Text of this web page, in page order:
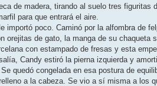
de madera, tirando al suelo tres
para que entrará el aire.
importó poco. Caminó por la alfombra de
orejitas de gato, la manga de su chaqueta
con estampado de fresas y esta
Candy estiró la pierna izquierda y
quedó congelada en esa postura de
a la cabeza. Se vio a sí misma a los